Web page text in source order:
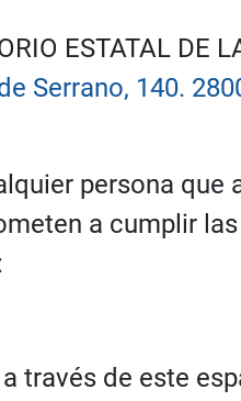
ESTATAL DE
Serrano, 140.
persona que
a cumplir
través de este